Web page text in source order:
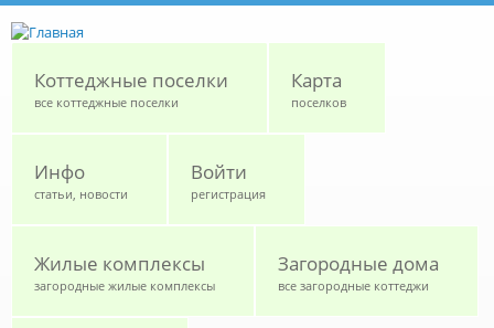
Коттеджные поселки
все коттеджные поселки
Карта
поселков
Инфо
статьи, новости
Войти
регистрация
Жилые комплексы
загородные жилые комплексы
Загородные дома
все загородные коттеджи